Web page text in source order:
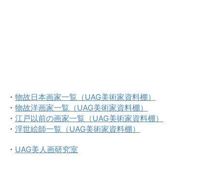
・ 物故日本画家一覧（UAG美術家資料棚）
・ 物故洋画家一覧（UAG美術家資料棚）
・ 江戸以前の画家一覧（UAG美術家資料棚）
・ 浮世絵師一覧（UAG美術家資料棚）
・ UAG美人画研究室